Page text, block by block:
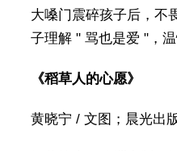
大嗓门震碎孩子后，不
子理解 " 骂也是爱 "，
《稻草人的心愿》
黄晓宁 / 文图；晨光出